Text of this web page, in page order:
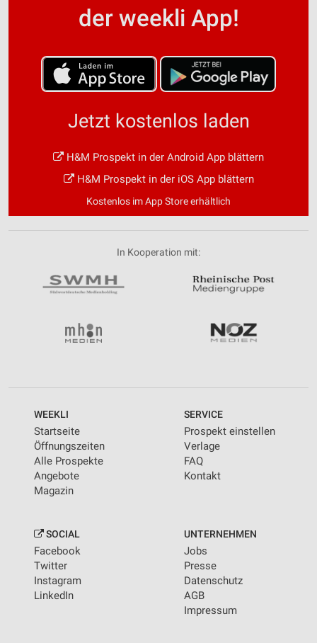
der weekli App!
Jetzt kostenlos laden
H&M Prospekt in der Android App blättern
H&M Prospekt in der iOS App blättern
Kostenlos im App Store erhältlich
In Kooperation mit:
WEEKLI
Startseite
Öffnungszeiten
Alle Prospekte
Angebote
Magazin
SERVICE
Prospekt einstellen
Verlage
FAQ
Kontakt
SOCIAL
Facebook
Twitter
Instagram
LinkedIn
UNTERNEHMEN
Jobs
Presse
Datenschutz
AGB
Impressum